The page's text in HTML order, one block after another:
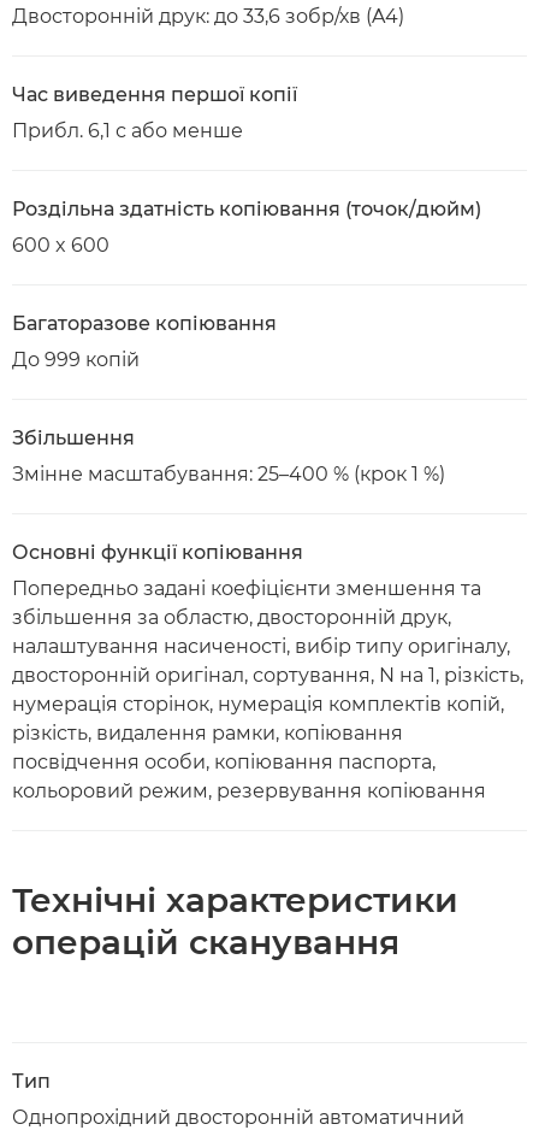
Двосторонній друк: до 33,6 зобр/хв (A4)
Час виведення першої копії
Прибл. 6,1 с або менше
Роздільна здатність копіювання (точок/дюйм)
600 x 600
Багаторазове копіювання
До 999 копій
Збільшення
Змінне масштабування: 25–400 % (крок 1 %)
Основні функції копіювання
Попередньо задані коефіцієнти зменшення та
збільшення за областю, двосторонній друк,
налаштування насиченості, вибір типу оригіналу,
двосторонній оригінал, сортування, N на 1, різкість,
нумерація сторінок, нумерація комплектів копій,
різкість, видалення рамки, копіювання
посвідчення особи, копіювання паспорта,
кольоровий режим, резервування копіювання
Технічні характеристики
операцій сканування
Тип
Однопрохідний двосторонній автоматичний